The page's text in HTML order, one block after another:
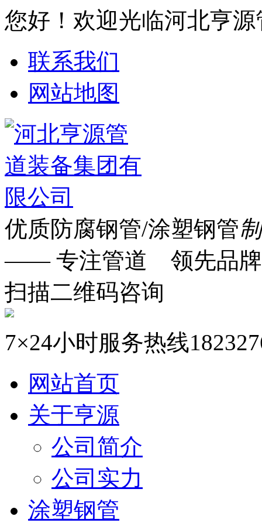
您好！欢迎光临河北亨
联系我们
网站地图
优质防腐钢管/涂塑钢管
—— 专注管道 领先品
扫描二维码咨询
7×24小时服务热线
网站首页
关于亨源
公司简介
公司实力
涂塑钢管